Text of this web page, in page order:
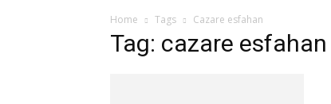
Home Tags Cazare esfahan
Tag: cazare esfahan